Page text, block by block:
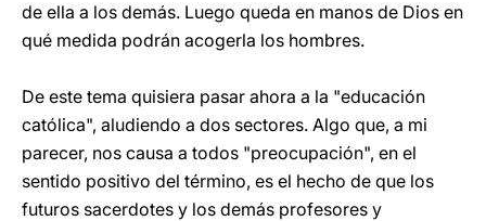
de ella a los demás. Luego queda en manos de Dios en
qué medida podrán acogerla los hombres.
De este tema quisiera pasar ahora a la "educación
católica", aludiendo a dos sectores. Algo que, a mi
parecer, nos causa a todos "preocupación", en el
sentido positivo del término, es el hecho de que los
futuros sacerdotes y los demás profesores y